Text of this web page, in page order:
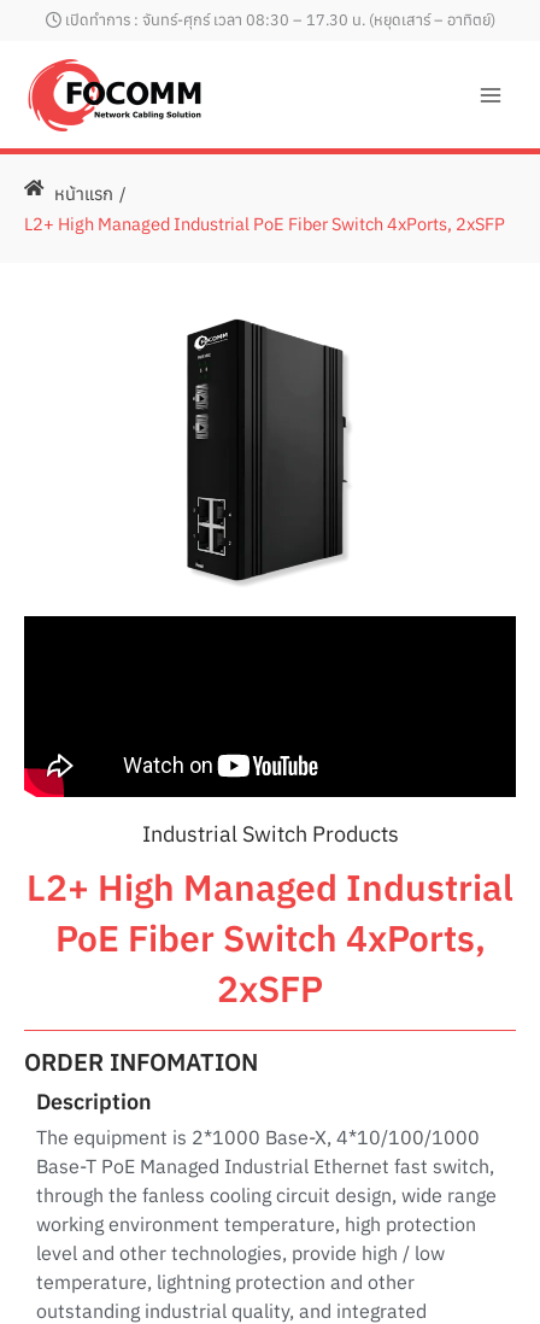
content
เปิดทำการ : จันทร์-ศุกร์ เวลา 08:30 – 17.30 น. (หยุดเสาร์ – อาทิตย์)
หน้าแรก /
L2+ High Managed Industrial PoE Fiber Switch 4xPorts, 2xSFP
Industrial Switch Products
L2+ High Managed Industrial
PoE Fiber Switch 4xPorts,
2xSFP
ORDER INFOMATION
Description
The equipment is 2*1000 Base-X, 4*10/100/1000
Base-T PoE Managed Industrial Ethernet fast switch,
through the fanless cooling circuit design, wide range
working environment temperature, high protection
level and other technologies, provide high / low
temperature, lightning protection and other
outstanding industrial quality, and integrated